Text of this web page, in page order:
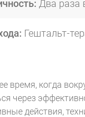
Два раза в
Гештальт-
время, когда
через
действия,